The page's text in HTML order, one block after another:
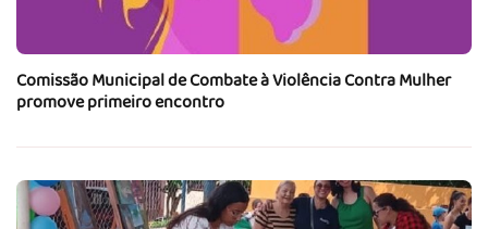
Comissão Municipal de Combate à Violência Contra Mulher
promove primeiro encontro